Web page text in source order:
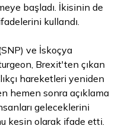
başladı. İkisinin de
kullandı.
ve İskoçya
Brexit'ten çıkan
hareketleri yeniden
hemen sonra açıklama
geleceklerini
kesin olarak ifade etti.